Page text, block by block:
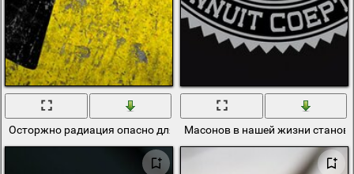
Осторжно радиация опасно для жизниМасонов в нашей жизни